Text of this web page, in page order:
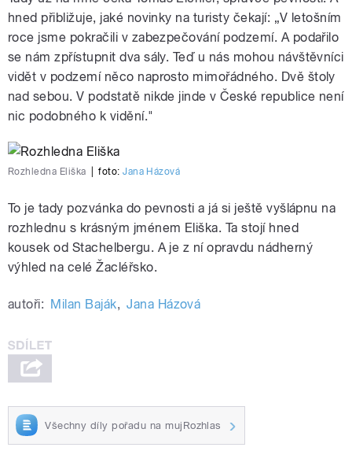
hned přibližuje, jaké novinky na turisty čekají: „V letošním
roce jsme pokračili v zabezpečování podzemí. A podařilo
se nám zpřístupnit dva sály. Teď u nás mohou návštěvníci
vidět v podzemí něco naprosto mimořádného. Dvě štoly
nad sebou. V podstatě nikde jinde v České republice není
nic podobného k vidění."
Rozhledna Eliška foto:Jana Házová
To je tady pozvánka do pevnosti a já si ještě vyšlápnu na
rozhlednu s krásným jménem Eliška. Ta stojí hned
kousek od Stachelbergu. A je z ní opravdu nádherný
výhled na celé Žacléřsko.
autoři: Milan Baják, Jana Házová
Všechny díly pořadu na mujRozhlas